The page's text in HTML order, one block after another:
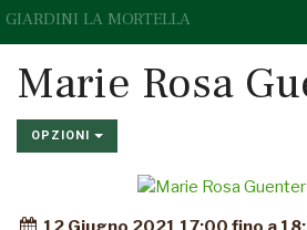
GIARDINI LA MORTELLA
Marie Rosa
OPZIONI